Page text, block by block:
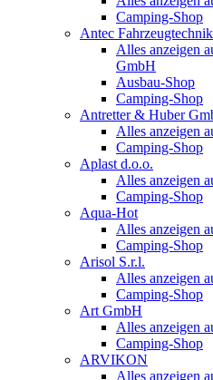
Camping-Shop
Antec
Alles anzeigen
GmbH
Ausbau-Shop
Camping-Shop
Antretter & Huber
Alles anzeigen
Camping-Shop
Aplast d.o.o.
Alles anzeigen
Camping-Shop
Aqua-Hot
Alles anzeigen
Camping-Shop
Arisol S.r.l.
Alles anzeigen
Camping-Shop
Art GmbH
Alles anzeigen
Camping-Shop
ARVIKON
Alles anzeigen